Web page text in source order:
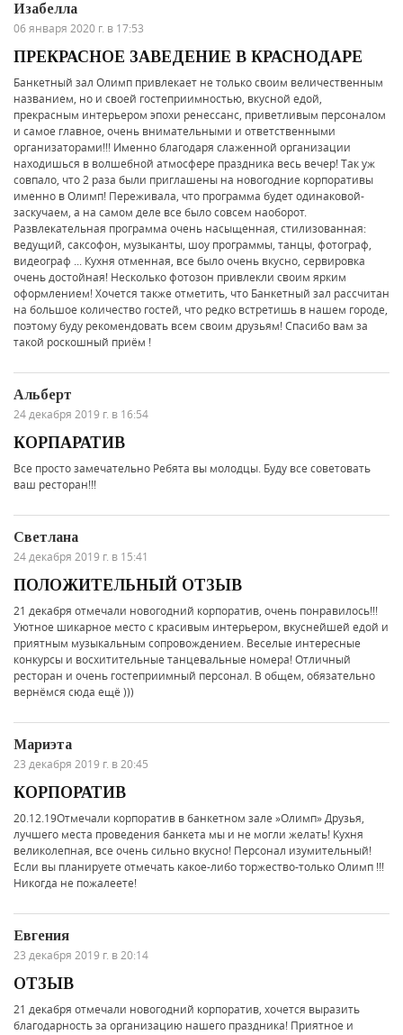
Изабелла
06 января 2020 г. в 17:53
ПРЕКРАСНОЕ ЗАВЕДЕНИЕ В КРАСНОДАРЕ
Банкетный зал Олимп привлекает не только своим величественным
названием, но и своей гостеприимностью, вкусной едой,
прекрасным интерьером эпохи ренессанс, приветливым персоналом
и самое главное, очень внимательными и ответственными
организаторами!!! Именно благодаря слаженной организации
находишься в волшебной атмосфере праздника весь вечер! Так уж
совпало, что 2 раза были приглашены на новогодние корпоративы
именно в Олимп! Переживала, что программа будет одинаковой-
заскучаем, а на самом деле все было совсем наоборот.
Развлекательная программа очень насыщенная, стилизованная:
ведущий, саксофон, музыканты, шоу программы, танцы, фотограф,
видеограф ... Кухня отменная, все было очень вкусно, сервировка
очень достойная! Несколько фотозон привлекли своим ярким
оформлением! Хочется также отметить, что Банкетный зал рассчитан
на большое количество гостей, что редко встретишь в нашем городе,
поэтому буду рекомендовать всем своим друзьям! Спасибо вам за
такой роскошный приём !
Альберт
24 декабря 2019 г. в 16:54
КОРПАРАТИВ
Все просто замечательно Ребята вы молодцы. Буду все советовать
ваш ресторан!!!
Светлана
24 декабря 2019 г. в 15:41
ПОЛОЖИТЕЛЬНЫЙ ОТЗЫВ
21 декабря отмечали новогодний корпоратив, очень понравилось!!!
Уютное шикарное место с красивым интерьером, вкуснейшей едой и
приятным музыкальным сопровождением. Веселые интересные
конкурсы и восхитительные танцевальные номера! Отличный
ресторан и очень гостеприимный персонал. В общем, обязательно
вернёмся сюда ещё )))
Мариэта
23 декабря 2019 г. в 20:45
КОРПОРАТИВ
20.12.19Отмечали корпоратив в банкетном зале »Олимп» Друзья,
лучшего места проведения банкета мы и не могли желать! Кухня
великолепная, все очень сильно вкусно! Персонал изумительный!
Если вы планируете отмечать какое-либо торжество-только Олимп !!!
Никогда не пожалеете!
Евгения
23 декабря 2019 г. в 20:14
ОТЗЫВ
21 декабря отмечали новогодний корпоратив, хочется выразить
благодарность за организацию нашего праздника! Приятное и